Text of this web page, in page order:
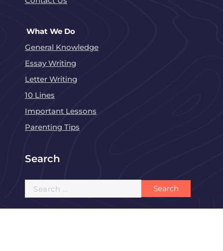
What We Do
General Knowledge
Essay Writing
Letter Writing
10 Lines
Important Lessons
Parenting Tips
Search
Search
for: